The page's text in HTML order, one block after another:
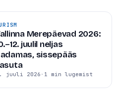
Merepäevad 2026:
juulil neljas
sissepääs
juuli 2026 · 1 min lugemist